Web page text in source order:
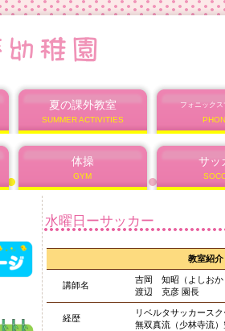
水曜日ーサッカー
教室紹介
講師名
吉岡 知昭（よしおか
渡辺 克彦 園長
経歴
リベルタサッカース
無双真流（少林寺流
夏の課外教室
SUMMER ACTIVITIES
フォニックス
体操
GYM
サッ